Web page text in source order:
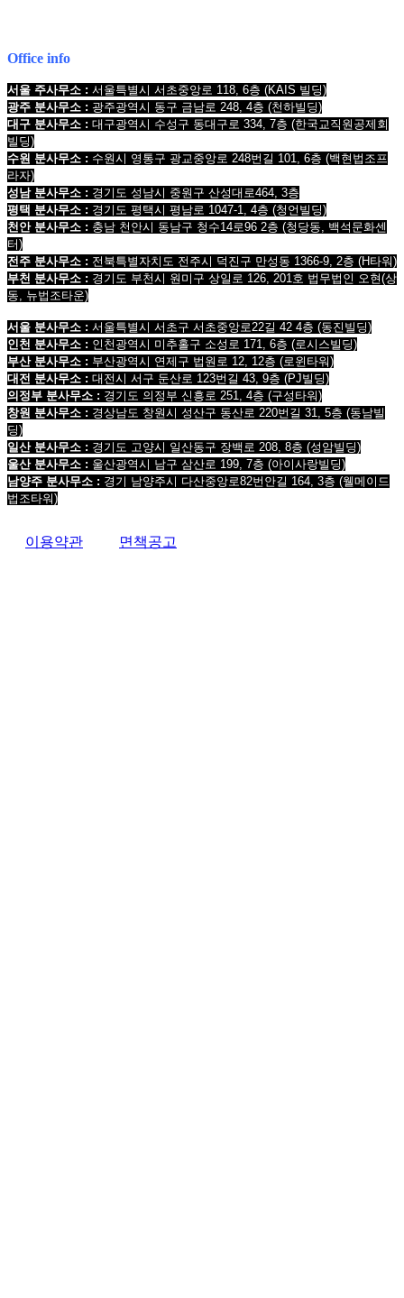
Office info
서울 주사무소 : 서울특별시 서초중앙로 118, 6층 (KAIS 빌딩)
광주 분사무소 : 광주광역시 동구 금남로 248, 4층 (천하빌딩)
대구 분사무소 : 대구광역시 수성구 동대구로 334, 7층 (한국교직원공제회
빌딩)
수원 분사무소 : 수원시 영통구 광교중앙로 248번길 101, 6층 (백현법조프
라자)
성남 분사무소 : 경기도 성남시 중원구 산성대로464, 3층
평택 분사무소 : 경기도 평택시 평남로 1047-1, 4층 (청언빌딩)
천안 분사무소 : 충남 천안시 동남구 청수14로96 2층 (청당동, 백석문화센
터)
전주 분사무소 : 전북특별자치도 전주시 덕진구 만성동 1366-9, 2층 (H타워)
부천 분사무소 : 경기도 부천시 원미구 상일로 126, 201호 법무법인 오현(상
동, 뉴법조타운)
서울 분사무소 : 서울특별시 서초구 서초중앙로22길 42 4층 (동진빌딩)
인천 분사무소 : 인천광역시 미추홀구 소성로 171, 6층 (로시스빌딩)
부산 분사무소 : 부산광역시 연제구 법원로 12, 12층 (로윈타워)
대전 분사무소 : 대전시 서구 둔산로 123번길 43, 9층 (PJ빌딩)
의정부 분사무소 : 경기도 의정부 신흥로 251, 4층 (구성타워)
창원 분사무소 : 경상남도 창원시 성산구 동산로 220번길 31, 5층 (동남빌
딩)
일산 분사무소 : 경기도 고양시 일산동구 장백로 208, 8층 (성암빌딩)
울산 분사무소 : 울산광역시 남구 삼산로 199, 7층 (아이사랑빌딩)
남양주 분사무소 : 경기 남양주시 다산중앙로82번안길 164, 3층 (웰메이드
법조타워)
이용약관 면책공고